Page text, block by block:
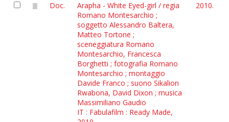
Doc.
Arapha - White Eyed-girl / regia
Romano Montesarchio ;
soggetto Alessandro Baltera,
Matteo Tortone ;
sceneggiatura Romano
Montesarchio, Francesca
Borghetti ; fotografia Romano
Montesarchio ; montaggio
Davide Franco ; suono Sikalion
Rwabona, David Dixon ; musica
Massimiliano Gaudio
IT : Fabulafilm : Ready Made,
2010.